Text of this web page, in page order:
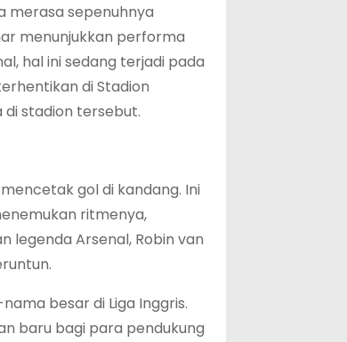
merasa sepenuhnya
menunjukkan performa
hal ini sedang terjadi pada
di Stadion
stadion tersebut.
gol di kandang. Ini
ritmenya,
legenda Arsenal, Robin van
besar di Liga Inggris.
baru bagi para pendukung